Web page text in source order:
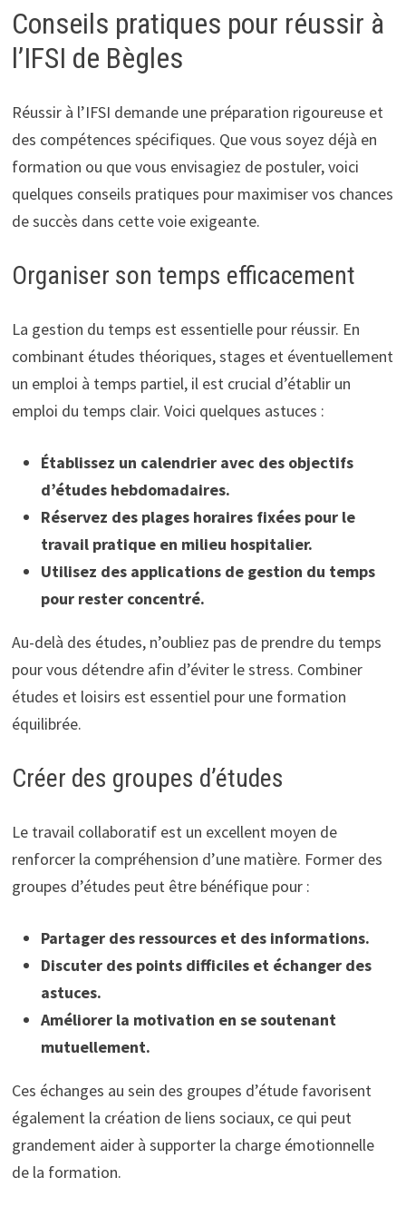
Conseils pratiques pour réussir à
l’IFSI de Bègles
Réussir à l’IFSI demande une préparation rigoureuse et
des compétences spécifiques. Que vous soyez déjà en
formation ou que vous envisagiez de postuler, voici
quelques conseils pratiques pour maximiser vos chances
de succès dans cette voie exigeante.
Organiser son temps efficacement
La gestion du temps est essentielle pour réussir. En
combinant études théoriques, stages et éventuellement
un emploi à temps partiel, il est crucial d’établir un
emploi du temps clair. Voici quelques astuces :
Établissez un calendrier avec des objectifs
d’études hebdomadaires.
Réservez des plages horaires fixées pour le
travail pratique en milieu hospitalier.
Utilisez des applications de gestion du temps
pour rester concentré.
Au-delà des études, n’oubliez pas de prendre du temps
pour vous détendre afin d’éviter le stress. Combiner
études et loisirs est essentiel pour une formation
équilibrée.
Créer des groupes d’études
Le travail collaboratif est un excellent moyen de
renforcer la compréhension d’une matière. Former des
groupes d’études peut être bénéfique pour :
Partager des ressources et des informations.
Discuter des points difficiles et échanger des
astuces.
Améliorer la motivation en se soutenant
mutuellement.
Ces échanges au sein des groupes d’étude favorisent
également la création de liens sociaux, ce qui peut
grandement aider à supporter la charge émotionnelle
de la formation.